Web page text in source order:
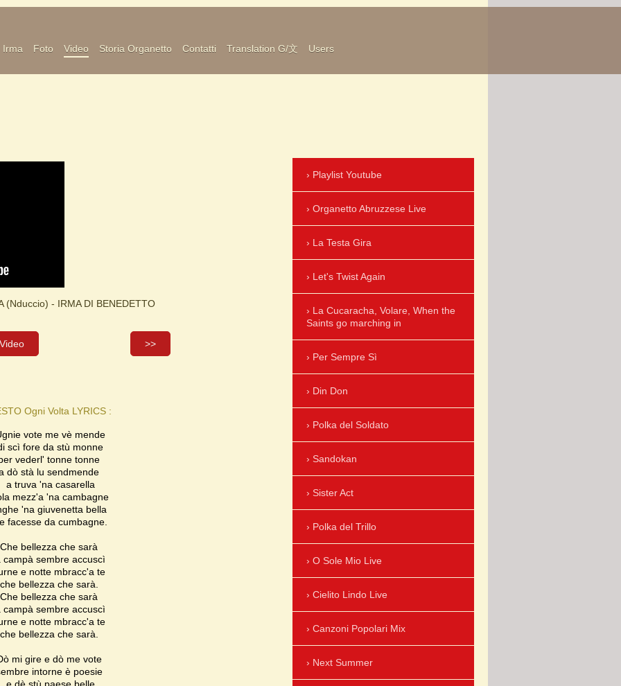
Irma Foto Video Storia Organetto Contatti Translation G/文 Users
(Nduccio) - IRMA DI BENEDETTO
Video >>
Ogni Volta LYRICS :
vote me vè mende
scì fore da stù monne
vederl' tonne tonne
dò stà lu sendmende
a truva 'na casarella
mezz'a 'na cambagne
'na giuvenetta bella
facesse da cumbagne.
Che bellezza che sarà
campà sembre accuscì
e notte mbracc'a te
che bellezza che sarà.
Che bellezza che sarà
campà sembre accuscì
e notte mbracc'a te
che bellezza che sarà.
mi gire e dò me vote
intorne è poesie
Playlist Youtube
Organetto Abruzzese Live
La Testa Gira
Let's Twist Again
La Cucaracha, Volare, When the
Saints go marching in
Per Sempre Sì
Din Don
Polka del Soldato
Sandokan
Sister Act
Polka del Trillo
O Sole Mio Live
Cielito Lindo Live
Canzoni Popolari Mix
Next Summer